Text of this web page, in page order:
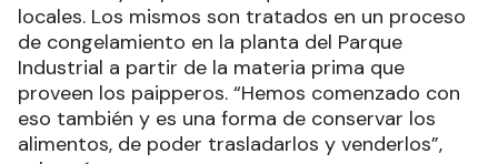
locales. Los mismos son tratados en un proceso
de congelamiento en la planta del Parque
Industrial a partir de la materia prima que
proveen los paipperos. “Hemos comenzado con
eso también y es una forma de conservar los
alimentos, de poder trasladarlos y venderlos”,